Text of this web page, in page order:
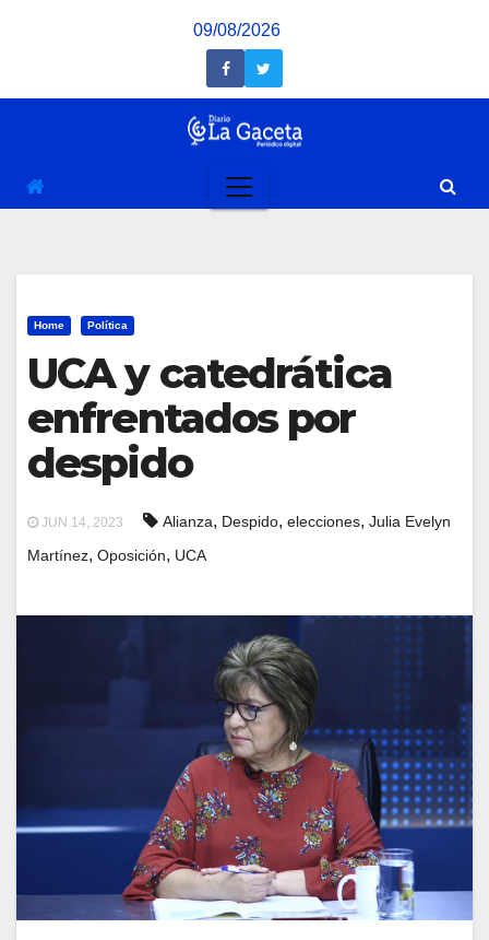
09/08/2026
Home Política
UCA y catedrática
enfrentados por
despido
JUN 14, 2023 Alianza, Despido, elecciones, Julia Evelyn
Martínez, Oposición, UCA